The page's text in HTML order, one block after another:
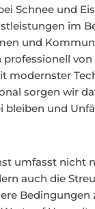
Schnee und
im
und
professionell
modernster
sorgen wir
bleiben und
umfasst nicht
auch die
Bedingungen